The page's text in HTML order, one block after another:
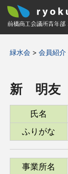
緑水会 > 会員紹介
新 明友
氏名
ふりがな
事業所名